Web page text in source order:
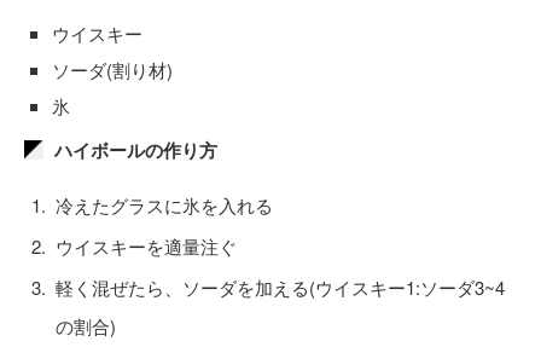
ウイスキー
ソーダ(割り材)
氷
ハイボールの作り方
冷えたグラスに氷を入れる
ウイスキーを適量注ぐ
軽く混ぜたら、ソーダを加える(ウイスキー1:ソーダ3~4
の割合)